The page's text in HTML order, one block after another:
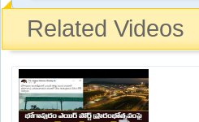
Related Videos